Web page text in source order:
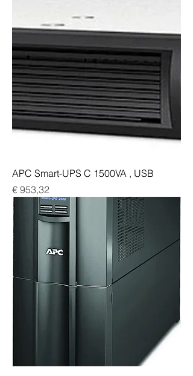
APC Smart-UPS C 1500VA , USB
Preis
€ 953,32